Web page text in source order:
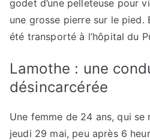
godet d’une pelleteuse pour
une grosse pierre sur le pied.
été transporté à l’hôpital du
Lamothe : une
désincarcérée
Une femme de 24 ans, qui
jeudi 29 mai, peu après 6